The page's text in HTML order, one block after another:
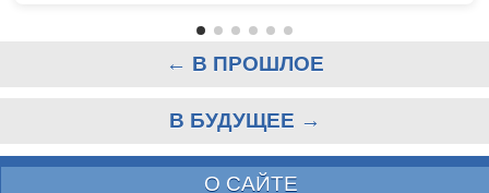
← В ПРОШЛОЕ
В БУДУЩЕЕ →
О САЙТЕ